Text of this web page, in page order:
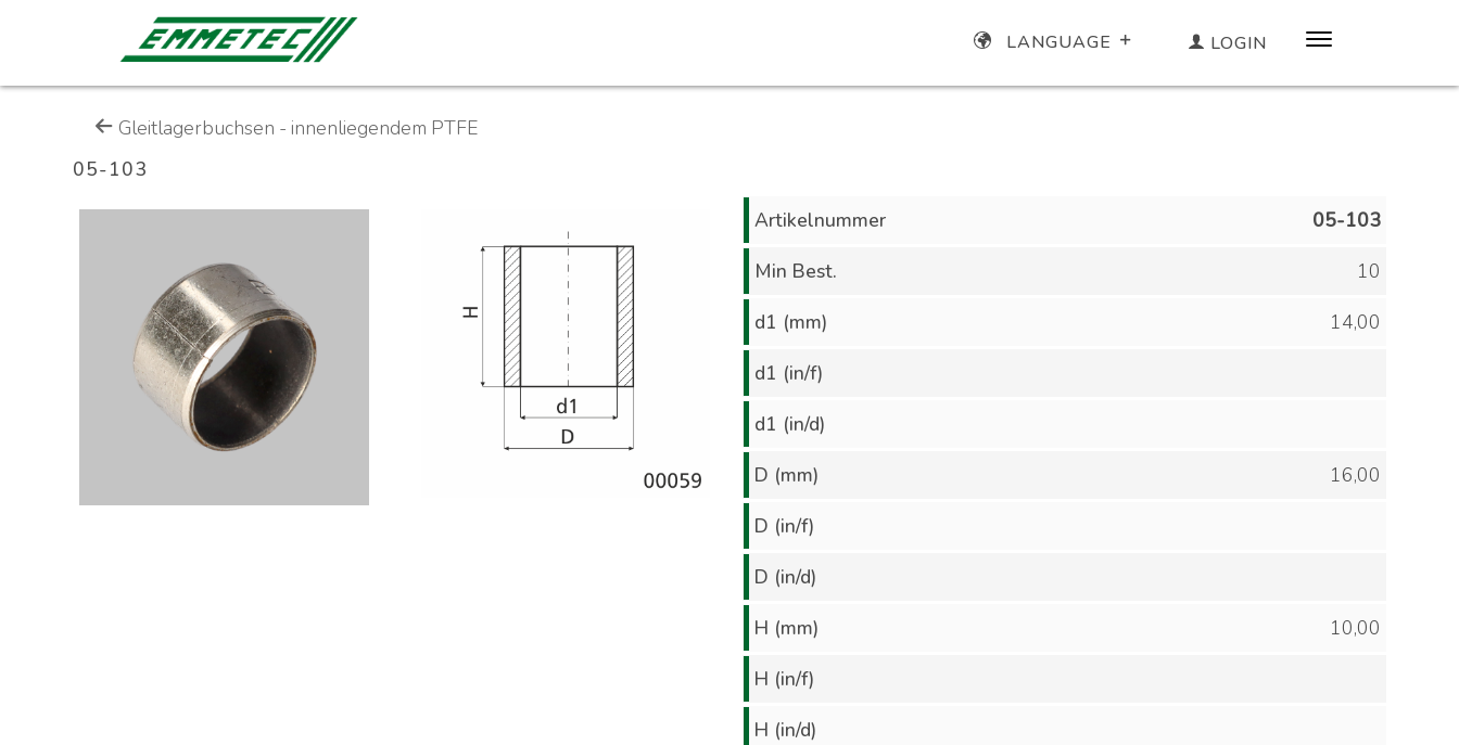
LANGUAGE LOGIN
Gleitlagerbuchsen - innenliegendem PTFE
05-103
Artikelnummer
05-103
Min Best.
10
d1 (mm)
14,00
d1 (in/f)
d1 (in/d)
D (mm)
16,00
D (in/f)
D (in/d)
H (mm)
10,00
H (in/f)
H (in/d)